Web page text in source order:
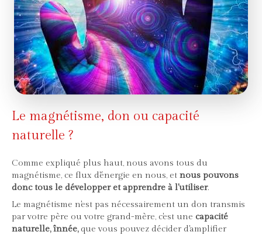
Le magnétisme, don ou capacité
naturelle ?
Comme expliqué plus haut, nous avons tous du
magnétisme, ce flux d'énergie en nous, et nous pouvons
donc tous le développer et apprendre à l'utiliser.
Le magnétisme n'est pas nécessairement un don transmis
par votre père ou votre grand-mère, c'est une capacité
naturelle, înnée,que vous pouvez décider d'amplifier